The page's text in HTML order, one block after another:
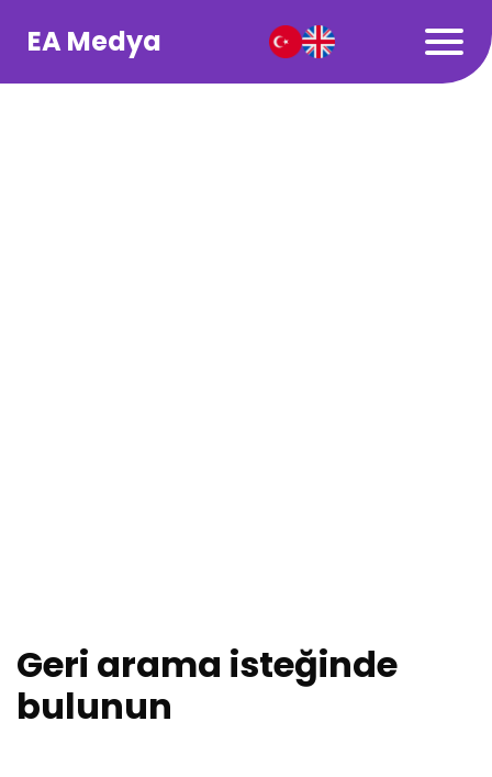
EA Medya
Geri arama isteğinde
bulunun